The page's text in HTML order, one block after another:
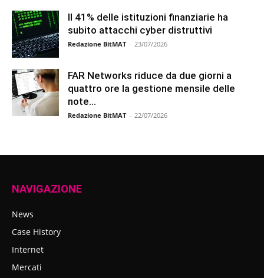
Il 41% delle istituzioni finanziarie ha
subito attacchi cyber distruttivi
Redazione BitMAT - 23/07/2026
FAR Networks riduce da due giorni a
quattro ore la gestione mensile delle
note...
Redazione BitMAT - 22/07/2026
NAVIGAZIONE
News
Case History
Internet
Mercati